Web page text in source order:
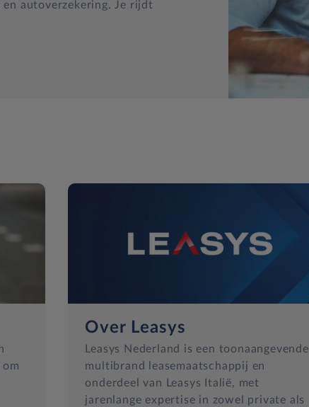
autoverzekering. Je rijdt
Over Leasys
Leasys Nederland is een toonaangevende
multibrand leasemaatschappij en
onderdeel van Leasys Italië, met
jarenlange expertise in zowel private als